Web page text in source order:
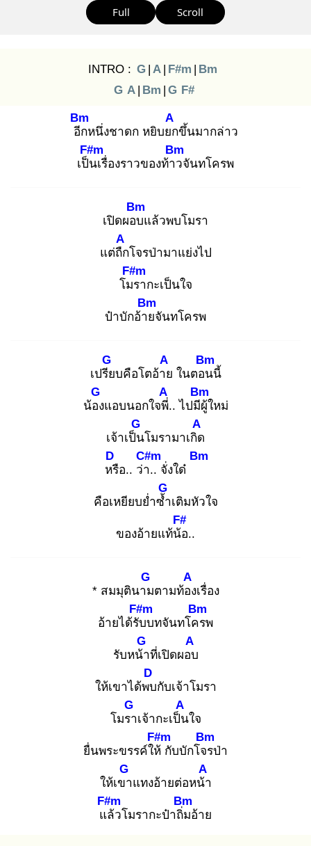
Full Scroll
INTRO : G | A | F#m | Bm
G A | Bm | G F#
อีก
Bm
หนึ่งชาดก หยิบยก
A
ขึ้นมากล่าว
เป็น
F#m
เรื่องราวของท้าว
Bm
จันทโครพ
เปิดผอบ
Bm
แล้วพบโมรา
แต่ถืก
A
โจรป่ามาแย่งไป
โมร
F#m
ากะเป็นใจ
ป๋าบักอ้าย
Bm
จันทโครพ
เปรีย
G
บคือโตอ้าย
A
ในตอน
Bm
นี้
น้อง
G
แอบนอกใจพี่.
A
. ไปมีผู้
Bm
ใหม่
เจ้าเป็น
G
โมรามาเกิด
A
หรื
D
อ.. ว่า.
C#m
. จั่งใด๋
Bm
คือเหยียบย่ำซ้ำ
G
เติมหัวใจ
ของอ้ายแท้น้อ
F#
..
* สมมุตินาม
G
ตามท้อง
A
เรื่อง
อ้ายได้รับ
F#m
บทจันทโคร
Bm
พ
รับหน้า
G
ที่เปิดผอบ
A
ให้เขาได้พบ
D
กับเจ้าโมรา
โมรา
G
เจ้ากะเป็น
A
ใจ
ยื่นพระขรรค์ให้
F#m
กับบักโจร
Bm
ป่า
ให้เขา
G
แทงอ้ายต่อหน้า
A
แล้
F#m
วโมรากะป๋าถิ่ม
Bm
อ้าย